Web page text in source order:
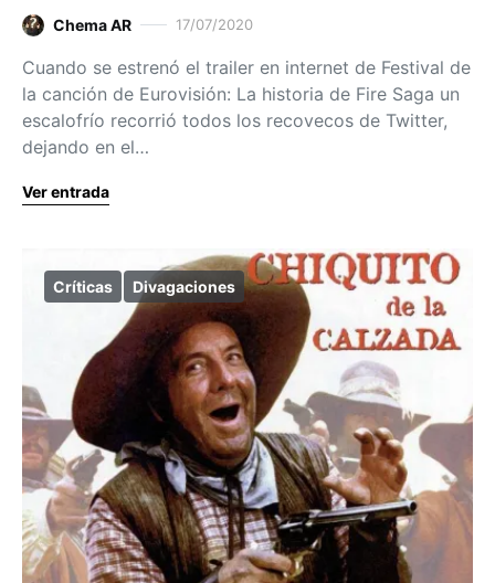
Chema AR 17/07/2020
Cuando se estrenó el trailer en internet de Festival de
la canción de Eurovisión: La historia de Fire Saga un
escalofrío recorrió todos los recovecos de Twitter,
dejando en el…
Ver entrada
Críticas Divagaciones